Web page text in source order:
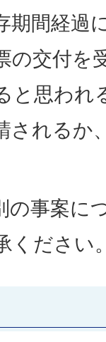
期間経過
の交付を
と思われ
されるか
の事案に
ください